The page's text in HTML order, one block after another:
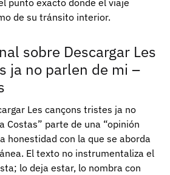
de su tránsito interior.
sobre Descargar Les
ja no parlen de mi –
Les cançons tristes ja no
Costas” parte de una “opinión
honestidad con la que se aborda
El texto no instrumentaliza el
lo deja estar, lo nombra con